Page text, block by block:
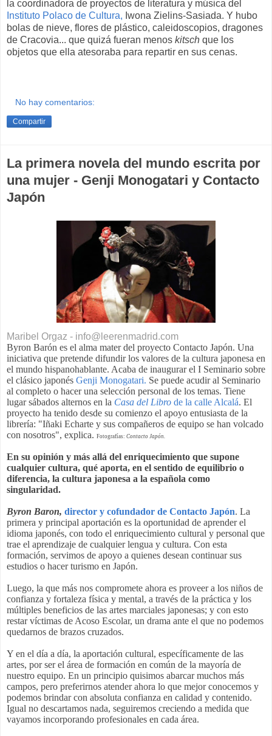
la coordinadora de proyectos de literatura y música del
Instituto Polaco de Cultura, Iwona Zielins-Sasiada. Y hubo
bolas de nieve, flores de plástico, caleidoscopios, dragones
de Cracovia... que quizá fueran menos kitsch que los
objetos que ella atesoraba para repartir en sus cenas.
No hay comentarios:
Compartir
La primera novela del mundo escrita por
una mujer - Genji Monogatari y Contacto
Japón
Maribel Orgaz - info@leerenmadrid.com
Byron Barón es el alma mater del proyecto Contacto Japón. Una
iniciativa que pretende difundir los valores de la cultura japonesa en
el mundo hispanohablante. Acaba de inaugurar el I Seminario sobre
el clásico japonés Genji Monogatari. Se puede acudir al Seminario
al completo o hacer una selección personal de los temas. Tiene
lugar sábados alternos en la Casa del Libro de la calle Alcalá. El
proyecto ha tenido desde su comienzo el apoyo entusiasta de la
librería: "Iñaki Echarte y sus compañeros de equipo se han volcado
con nosotros", explica. Fotografías: Contacto Japón.
En su opinión y más allá del enriquecimiento que supone
cualquier cultura, qué aporta, en el sentido de equilibrio o
diferencia, la cultura japonesa a la española como
singularidad.
Byron Baron, director y cofundador de Contacto Japón. La
primera y principal aportación es la oportunidad de aprender el
idioma japonés, con todo el enriquecimiento cultural y personal que
trae el aprendizaje de cualquier lengua y cultura. Con esta
formación, servimos de apoyo a quienes desean continuar sus
estudios o hacer turismo en Japón.
Luego, la que más nos compromete ahora es proveer a los niños de
confianza y fortaleza física y mental, a través de la práctica y los
múltiples beneficios de las artes marciales japonesas; y con esto
restar víctimas de Acoso Escolar, un drama ante el que no podemos
quedarnos de brazos cruzados.
Y en el día a día, la aportación cultural, específicamente de las
artes, por ser el área de formación en común de la mayoría de
nuestro equipo. En un principio quisimos abarcar muchos más
campos, pero preferirnos atender ahora lo que mejor conocemos y
podemos brindar con absoluta confianza en calidad y contenido.
Igual no descartamos nada, seguiremos creciendo a medida que
vayamos incorporando profesionales en cada área.